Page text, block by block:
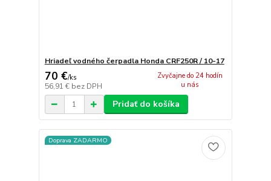
Hriadeľ vodného čerpadla Honda CRF250R / 10-17
70 €/ks
56,91 € bez DPH
Zvyčajne do 24 hodín
u nás
Pridať do košíka
Doprava ZADARMO